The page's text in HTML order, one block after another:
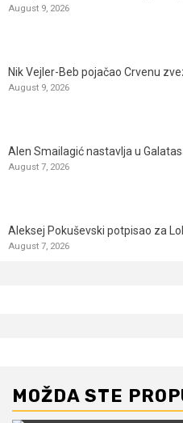
August 9, 2026
Nik Vejler-Beb pojačao Crvenu
August 9, 2026
Alen Smailagić nastavlja u
August 7, 2026
Aleksej Pokuševski potpisao za
August 7, 2026
MOŽDA STE